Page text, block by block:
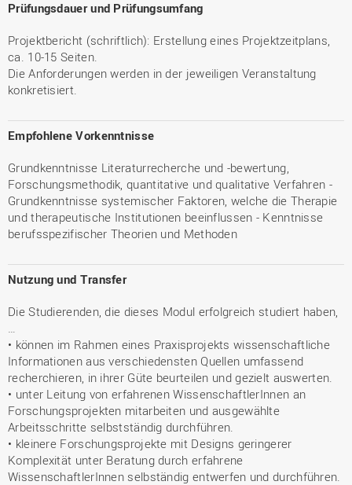
Prüfungsdauer und Prüfungsumfang
Projektbericht (schriftlich): Erstellung eines Projektzeitplans,
ca. 10-15 Seiten.
Die Anforderungen werden in der jeweiligen Veranstaltung
konkretisiert.
Empfohlene Vorkenntnisse
Grundkenntnisse Literaturrecherche und -bewertung,
Forschungsmethodik, quantitative und qualitative Verfahren -
Grundkenntnisse systemischer Faktoren, welche die Therapie
und therapeutische Institutionen beeinflussen - Kenntnisse
berufsspezifischer Theorien und Methoden
Nutzung und Transfer
Die Studierenden, die dieses Modul erfolgreich studiert haben,
…
• können im Rahmen eines Praxisprojekts wissenschaftliche
Informationen aus verschiedensten Quellen umfassend
recherchieren, in ihrer Güte beurteilen und gezielt auswerten.
• unter Leitung von erfahrenen WissenschaftlerInnen an
Forschungsprojekten mitarbeiten und ausgewählte
Arbeitsschritte selbstständig durchführen.
• kleinere Forschungsprojekte mit Designs geringerer
Komplexität unter Beratung durch erfahrene
WissenschaftlerInnen selbständig entwerfen und durchführen.